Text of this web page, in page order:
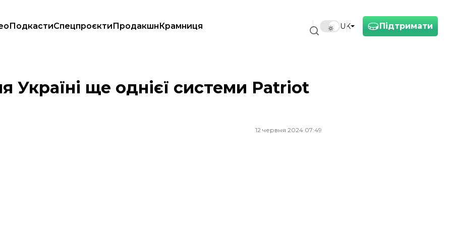
Підтримати
UK
ПодкастиСпецпроєктиПродакшнКрамниця
Україні ще однієї системи Patriot
12 червня 2024 07:49